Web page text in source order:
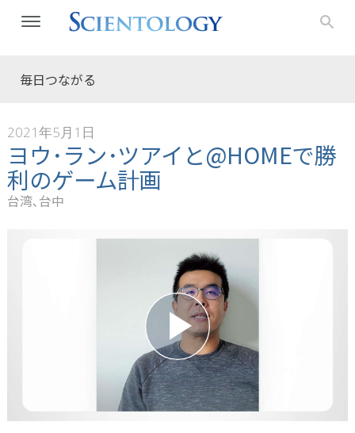
毎日つながる
2021年5月1日
ヨウ･ラン･ツアイと@HOMEで勝
利のゲーム計画
台湾､台中